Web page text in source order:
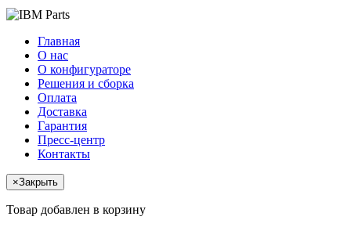
Главная
О нас
О конфигураторе
Решения и сборка
Оплата
Доставка
Гарантия
Пресс-центр
Контакты
×Закрыть
Товар добавлен в корзину